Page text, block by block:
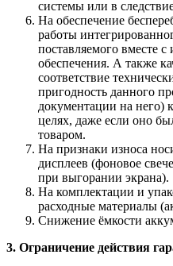
системы или в
На обеспечение
работы
поставляемого вместе
обеспечения. А также
соответствие
пригодность данного
документации на него)
целях, даже если оно
товаром.
На признаки износа
дисплеев (фоновое
при выгорании экрана).
На комплектации и
расходные материалы
Снижение ёмкости
3. Ограничение действия